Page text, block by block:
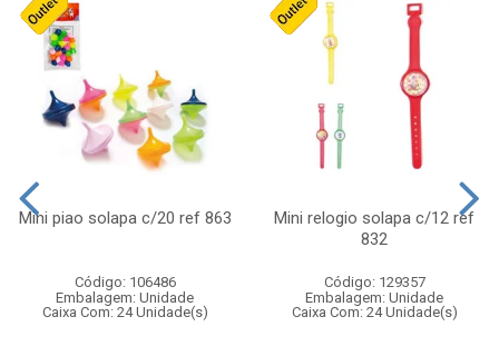
Mini piao solapa c/20 ref 863
Código: 106486
Embalagem: Unidade
Caixa Com: 24 Unidade(s)
Mini relogio solapa c/12 ref
832
Código: 129357
Embalagem: Unidade
Caixa Com: 24 Unidade(s)